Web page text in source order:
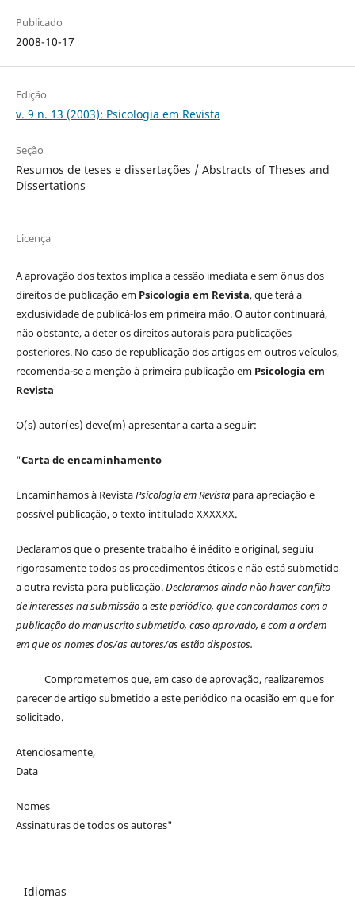
Publicado
2008-10-17
Edição
v. 9 n. 13 (2003): Psicologia em Revista
Seção
Resumos de teses e dissertações / Abstracts of Theses and
Dissertations
Licença
A aprovação dos textos implica a cessão imediata e sem ônus dos
direitos de publicação em Psicologia em Revista, que terá a
exclusividade de publicá-los em primeira mão. O autor continuará,
não obstante, a deter os direitos autorais para publicações
posteriores. No caso de republicação dos artigos em outros veículos,
recomenda-se a menção à primeira publicação em Psicologia em
Revista
O(s) autor(es) deve(m) apresentar a carta a seguir:
"Carta de encaminhamento
Encaminhamos à RevistaPsicologia em Revistapara apreciação e
possível publicação, o texto intitulado XXXXXX.
Declaramos que o presente trabalho é inédito e original, seguiu
rigorosamente todos os procedimentos éticos e não está submetido
a outra revista para publicação.Declaramos ainda não haver conflito
de interesses na submissão a este periódico, que concordamos com a
publicação do manuscrito submetido, caso aprovado, e com a ordem
em que os nomes dos/as autores/as estão dispostos.
Comprometemos que, em caso de aprovação, realizaremos
parecer de artigo submetido a este periódico na ocasião em que for
solicitado.
Atenciosamente,
Data
Nomes
Assinaturas de todos os autores"
Idiomas